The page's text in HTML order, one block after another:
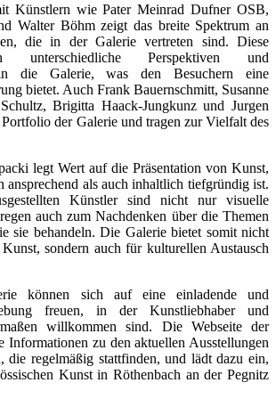
Künstlern wie Pater Meinrad Dufner OSB,
Walter Böhm zeigt das breite Spektrum an
die in der Galerie vertreten sind. Diese
unterschiedliche Perspektiven und
in die Galerie, was den Besuchern eine
bietet. Auch Frank Bauernschmitt, Susanne
Brigitta Haack-Jungkunz und Jurgen
der Galerie und tragen zur Vielfalt des
legt Wert auf die Präsentation von Kunst,
ansprechend als auch inhaltlich tiefgründig ist.
Künstler sind nicht nur visuelle
auch zum Nachdenken über die Themen
sie behandeln. Die Galerie bietet somit nicht
sondern auch für kulturellen Austausch
können sich auf eine einladende und
freuen, in der Kunstliebhaber und
willkommen sind. Die Webseite der
Informationen zu den aktuellen Ausstellungen
die regelmäßig stattfinden, und lädt dazu ein,
Kunst in Röthenbach an der Pegnitz